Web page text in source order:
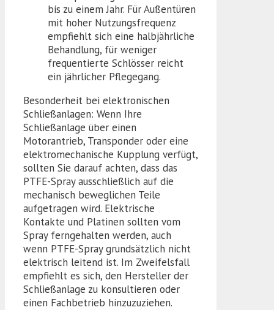
bis zu einem Jahr. Für Außentüren
mit hoher Nutzungsfrequenz
empfiehlt sich eine halbjährliche
Behandlung, für weniger
frequentierte Schlösser reicht
ein jährlicher Pflegegang.
Besonderheit bei elektronischen
Schließanlagen: Wenn Ihre
Schließanlage über einen
Motorantrieb, Transponder oder eine
elektromechanische Kupplung verfügt,
sollten Sie darauf achten, dass das
PTFE-Spray ausschließlich auf die
mechanisch beweglichen Teile
aufgetragen wird. Elektrische
Kontakte und Platinen sollten vom
Spray ferngehalten werden, auch
wenn PTFE-Spray grundsätzlich nicht
elektrisch leitend ist. Im Zweifelsfall
empfiehlt es sich, den Hersteller der
Schließanlage zu konsultieren oder
einen Fachbetrieb hinzuzuziehen.